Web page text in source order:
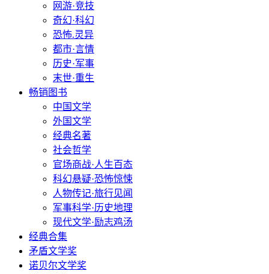
网游·竞技
奇幻·科幻
恐怖.灵异
都市·言情
历史·军事
末世·重生
畅销图书
中国文学
外国文学
经典名著
社会哲学
官场商战·人生百态
科幻悬疑·恐怖惊悚
人物传记·旅行见闻
军事科学·历史地理
现代文学·励志鸡汤
经典合集
矛盾文学奖
诺贝尔文学奖